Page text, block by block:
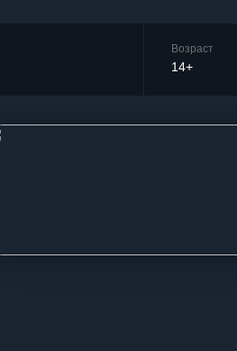
Возраст
14+